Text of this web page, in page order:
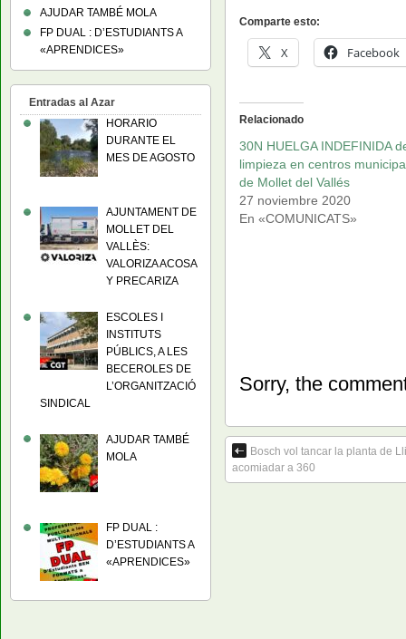
Comparte esto:
X Facebook
Relacionado
30N HUELGA INDEFINIDA
limpieza en centros
de Mollet del Vallés
27 noviembre 2020
En «COMUNICATS»
Sorry, the
Bosch vol tancar la planta de
acomiadar a 360
AJUDAR TAMBÉ MOLA
FP DUAL : D’ESTUDIANTS A
«APRENDICES»
Entradas al Azar
HORARIO
DURANTE EL
MES DE AGOSTO
AJUNTAMENT DE
MOLLET DEL
VALLÈS:
VALORIZA ACOSA
Y PRECARIZA
ESCOLES I
INSTITUTS
PÚBLICS, A LES
BECEROLES DE
L’ORGANITZACIÓ
SINDICAL
AJUDAR TAMBÉ
MOLA
FP DUAL :
D’ESTUDIANTS A
«APRENDICES»